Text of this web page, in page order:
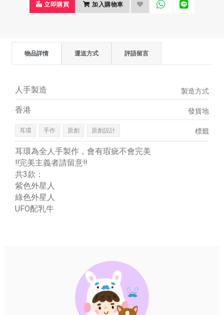
立即購買 加入購物車
物品詳情 運送方式 評語留言
製造方式
人手製造
發貨地
香港
標籤
耳環 手作 原創 原創設計
耳環為全人手製作，會有瑕疵不會完美
‼️完美主義者請留意️‼️
共3款：
紫色外星人
綠色外星人
UFO配乳牛